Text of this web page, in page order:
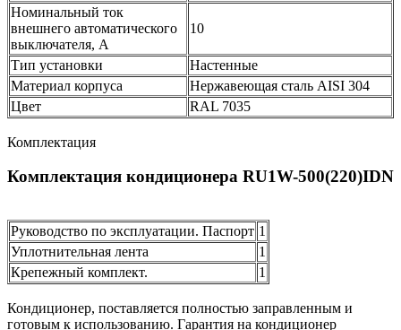
Номинальный ток
внешнего автоматического
выключателя, А
10
Тип установки
Настенные
Материал корпуса
Нержавеющая сталь AISI 304
Цвет
RAL 7035
Комплектация
Комплектация кондиционера RU1W-500(220)IDN
Руководство по эксплуатации. Паспорт 1
Уплотнительная лента
1
Крепежный комплект.
1
Кондиционер, поставляется полностью заправленным и
готовым к использованию. Гарантия на кондиционер